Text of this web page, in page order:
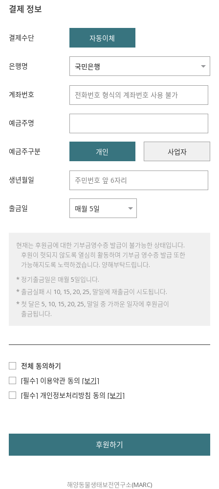
결제 정보
결제수단 자동이체
은행명
계좌번호
예금주명
예금주구분 개인 사업자
생년월일
출금일
현재는 후원금에 대한 기부금영수증 발급이 불가능한 상태입니다.
후원이 헛되지 않도록 열심히 활동하며 기부금 영수증 발급 또한
가능해지도록 노력하겠습니다. 양해부탁드립니다.
* 정기출금일은 매월 5일입니다.
* 출금실패 시 10, 15, 20, 25, 말일에 재출금이 시도됩니다.
* 첫 달은 5, 10, 15, 20, 25, 말일 중 가까운 일자에 후원금이
출금됩니다.
전체 동의하기
[필수] 이용약관 동의 [보기]
[필수] 개인정보처리방침 동의 [보기]
후원하기
해양동물생태보전연구소(MARC)